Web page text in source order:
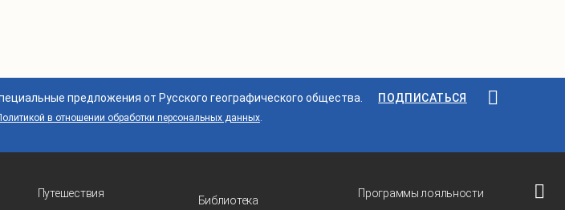
предложения от Русского географического общества. ПОДПИСАТЬСЯ
в отношении обработки персональных данных.
Путешествия
Библиотека
Программы лояльности